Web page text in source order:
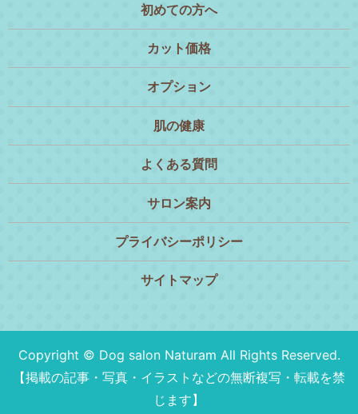
初めての方へ
カット価格
オプション
肌の健康
よくある質問
サロン案内
プライバシーポリシー
サイトマップ
Copyright © Dog salon Naturam All Rights Reserved.
【掲載の記事・写真・イラストなどの無断複写・転載を禁
じます】